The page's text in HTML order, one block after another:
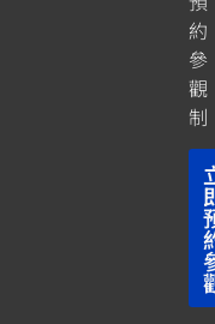
約
參
觀
制